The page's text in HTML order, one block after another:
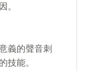
。
義的聲音刺
技能。